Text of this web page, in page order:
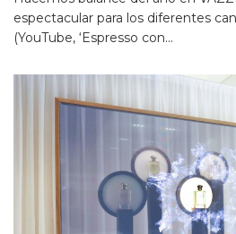
espectacular para los diferentes
(YouTube, ‘Espresso con...